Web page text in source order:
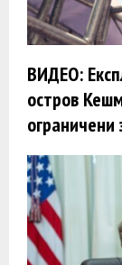
ВИДЕО:
остров